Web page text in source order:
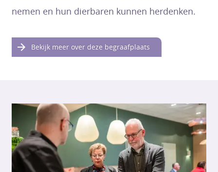
nemen en hun dierbaren kunnen herdenken.
Bekijk meer over deze begraafplaats